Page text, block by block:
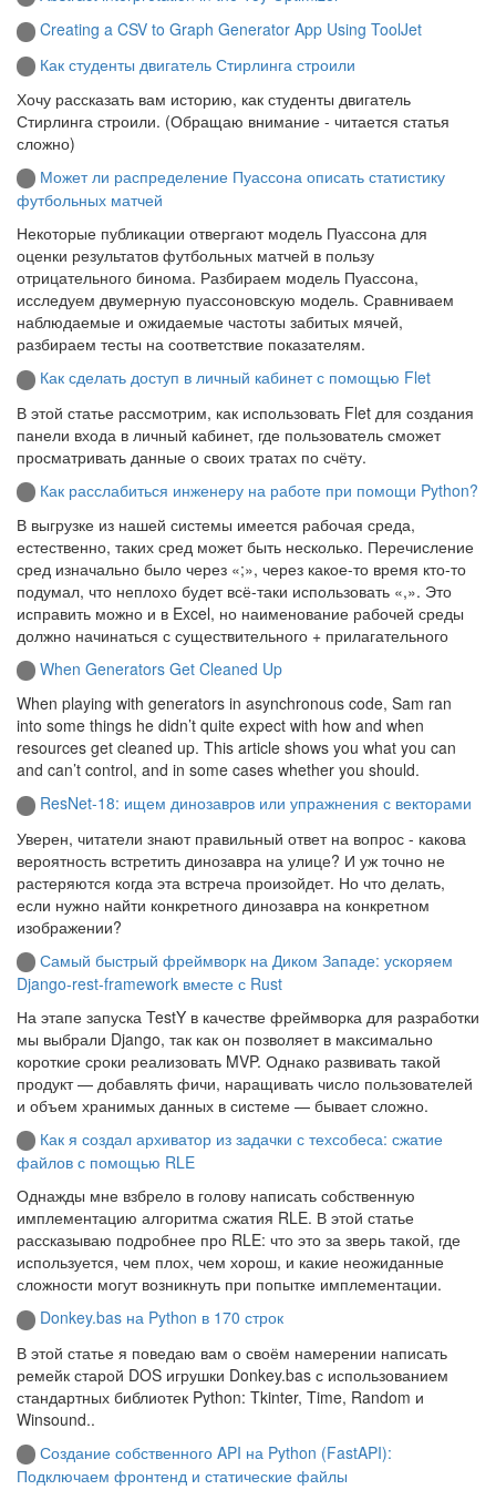
Creating a CSV to Graph Generator App Using ToolJet
Как студенты двигатель Стирлинга строили
Хочу рассказать вам историю, как студенты двигатель
Стирлинга строили. (Обращаю внимание - читается статья
сложно)
Может ли распределение Пуассона описать статистику
футбольных матчей
Некоторые публикации отвергают модель Пуассона для
оценки результатов футбольных матчей в пользу
отрицательного бинома. Разбираем модель Пуассона,
исследуем двумерную пуассоновскую модель. Сравниваем
наблюдаемые и ожидаемые частоты забитых мячей,
разбираем тесты на соответствие показателям.
Как сделать доступ в личный кабинет с помощью Flet
В этой статье рассмотрим, как использовать Flet для создания
панели входа в личный кабинет, где пользователь сможет
просматривать данные о своих тратах по счёту.
Как расслабиться инженеру на работе при помощи Python?
В выгрузке из нашей системы имеется рабочая среда,
естественно, таких сред может быть несколько. Перечисление
сред изначально было через «;», через какое-то время кто-то
подумал, что неплохо будет всё-таки использовать «,». Это
исправить можно и в Excel, но наименование рабочей среды
должно начинаться с существительного + прилагательного
When Generators Get Cleaned Up
When playing with generators in asynchronous code, Sam ran
into some things he didn’t quite expect with how and when
resources get cleaned up. This article shows you what you can
and can’t control, and in some cases whether you should.
ResNet-18: ищем динозавров или упражнения с векторами
Уверен, читатели знают правильный ответ на вопрос - какова
вероятность встретить динозавра на улице? И уж точно не
растеряются когда эта встреча произойдет. Но что делать,
если нужно найти конкретного динозавра на конкретном
изображении?
Самый быстрый фреймворк на Диком Западе: ускоряем
Django-rest-framework вместе с Rust
На этапе запуска TestY в качестве фреймворка для разработки
мы выбрали Django, так как он позволяет в максимально
короткие сроки реализовать MVP. Однако развивать такой
продукт — добавлять фичи, наращивать число пользователей
и объем хранимых данных в системе — бывает сложно.
Как я создал архиватор из задачки с техсобеса: сжатие
файлов с помощью RLE
Однажды мне взбрело в голову написать собственную
имплементацию алгоритма сжатия RLE. В этой статье
рассказываю подробнее про RLE: что это за зверь такой, где
используется, чем плох, чем хорош, и какие неожиданные
сложности могут возникнуть при попытке имплементации.
Donkey.bas на Python в 170 строк
В этой статье я поведаю вам о своём намерении написать
ремейк старой DOS игрушки Donkey.bas с использованием
стандартных библиотек Python: Tkinter, Time, Random и
Winsound..
Создание собственного API на Python (FastAPI):
Подключаем фронтенд и статические файлы